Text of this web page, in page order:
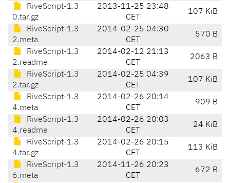
RiveScript-1.3
0.tar.gz
2013-11-25 23:48
CET
107 KiB
RiveScript-1.3
2.meta
2014-02-25 04:30
CET
570 B
RiveScript-1.3
2.readme
2014-02-12 21:13
CET
2063 B
RiveScript-1.3
2.tar.gz
2014-02-25 04:39
CET
107 KiB
RiveScript-1.3
4.meta
2014-02-26 20:14
CET
909 B
RiveScript-1.3
4.readme
2014-02-26 20:03
CET
24 KiB
RiveScript-1.3
4.tar.gz
2014-02-26 20:15
CET
113 KiB
RiveScript-1.3
6.meta
2014-11-26 20:23
CET
672 B